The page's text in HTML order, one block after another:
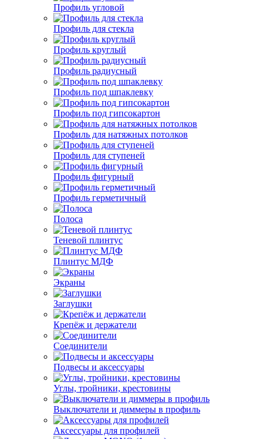
Профиль угловой
Профиль для стекла
Профиль круглый
Профиль радиусный
Профиль под шпаклевку
Профиль под гипсокартон
Профиль для натяжных потолков
Профиль для ступеней
Профиль фигурный
Профиль герметичный
Полоса
Теневой плинтус
Плинтус МДФ
Экраны
Заглушки
Крепёж и держатели
Соединители
Подвесы и аксессуары
Углы, тройники, крестовины
Выключатели и диммеры в профиль
Аксессуары для профилей